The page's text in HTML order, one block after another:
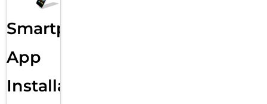
Smartphone
App
Installation